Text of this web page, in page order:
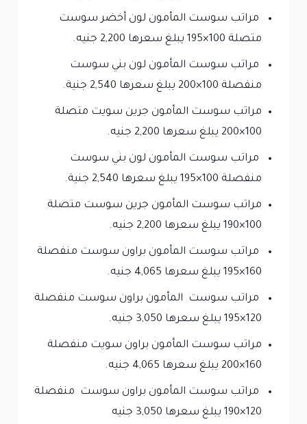
مراتب سوست المأمون لون أخضر سوست
متصلة 100×195 يبلغ سعرها 2,200 جنيه.
مراتب سوست المأمون لون بني سوست
منفصلة 100×200 يبلغ سعرها 2,540 جنية.
مراتب سوست المأمون جرين سويت متصلة
100×200 يبلغ سعرها 2,200 جنيه.
مراتب سوست المأمون لون بني سوست
منفصلة 100×195 يبلغ سعرها 2,540 جنية.
مراتب سوست المأمون جرين سوست متصلة
100×190 يبلغ سعرها 2,200 جنيه.
مراتب سوست المأمون براون سوست منفصلة
160×195 يبلغ سعرها 4,065 جنيه.
مراتب سوست المأمون براون سوست منفصلة
120×195 يبلغ سعرها 3,050 جنيه.
مراتب سوست المأمون براون سويت منفصلة
160×200 يبلغ سعرها 4,065 جنيه.
مراتب سوست المأمون براون سوست منفصلة
120×190 يبلغ سعرها 3,050 جنيه